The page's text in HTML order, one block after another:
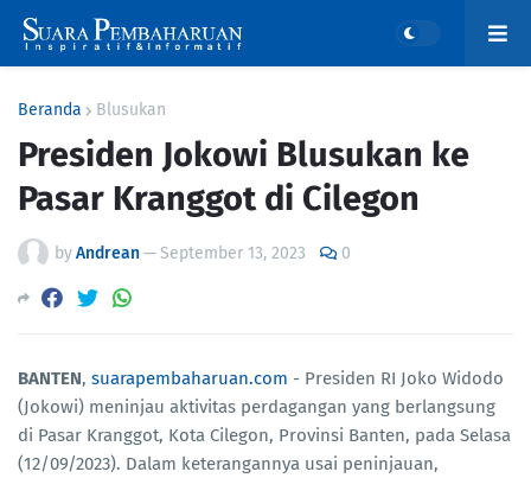
Beranda Blusukan
Presiden Jokowi Blusukan ke
Pasar Kranggot di Cilegon
byAndrean—September 13, 2023 0
BANTEN, suarapembaharuan.com - Presiden RI Joko Widodo
(Jokowi) meninjau aktivitas perdagangan yang berlangsung
di Pasar Kranggot, Kota Cilegon, Provinsi Banten, pada Selasa
(12/09/2023). Dalam keterangannya usai peninjauan,